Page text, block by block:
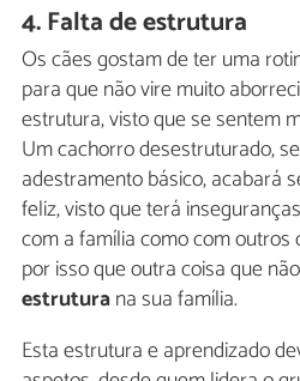
4. Falta de estrutura
Os cães gostam de ter uma
para que não vire muito
estrutura, visto que se sentem
Um cachorro desestruturado,
adestramento básico, acabará
feliz, visto que terá
com a família como com outros
por isso que outra coisa que
estruturana sua família.
Esta estrutura e aprendizado